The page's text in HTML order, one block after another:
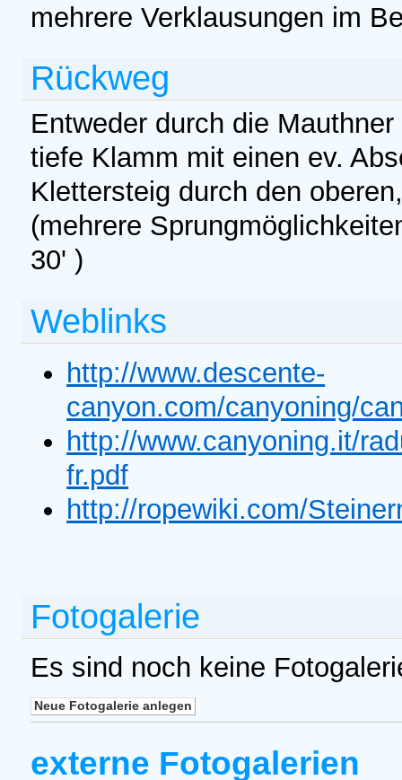
mehrere Verklausungen im
Rückweg
Entweder durch die
tiefe Klamm mit einen ev.
Klettersteig durch den
(mehrere
30' )
Weblinks
http://www.descente-
canyon.com/canyoning/
http://www.canyoning.it/
fr.pdf
http://ropewiki.com/
Fotogalerie
Es sind noch keine
externe Fotogalerien